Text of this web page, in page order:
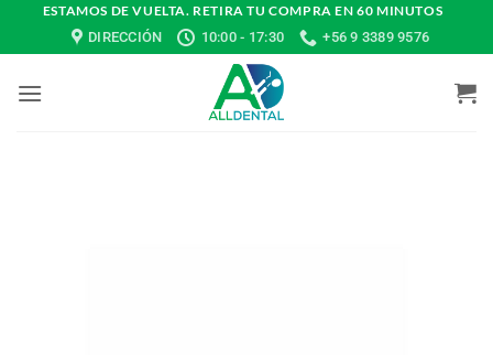
ESTAMOS DE VUELTA. RETIRA TU COMPRA EN 60 MINUTOS
DIRECCIÓN
10:00 - 17:30 +56 9 3389 9576